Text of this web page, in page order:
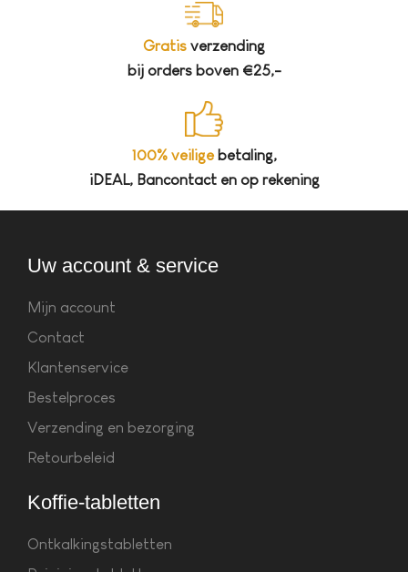
Gratis verzending
bij orders boven €25,-
100% veiligebetaling,
iDEAL, Bancontact en op rekening
Uw account & service
Mijn account
Contact
Klantenservice
Bestelproces
Verzending en bezorging
Retourbeleid
Koffie-tabletten
Ontkalkingstabletten